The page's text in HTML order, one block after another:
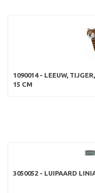
1090014 - LEEUW,
15 CM
3050052 - LUIPAARD